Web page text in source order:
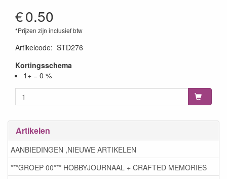
€0.50
*Prijzen zijn inclusief btw
Artikelcode: STD276
Kortingsschema
1+ = 0 %
Artikelen
AANBIEDINGEN ,NIEUWE ARTIKELEN
***GROEP 00*** HOBBYJOURNAAL + CRAFTED MEMORIES